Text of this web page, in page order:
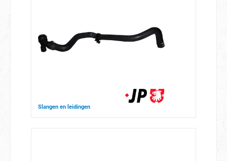
Slangen en leidingen